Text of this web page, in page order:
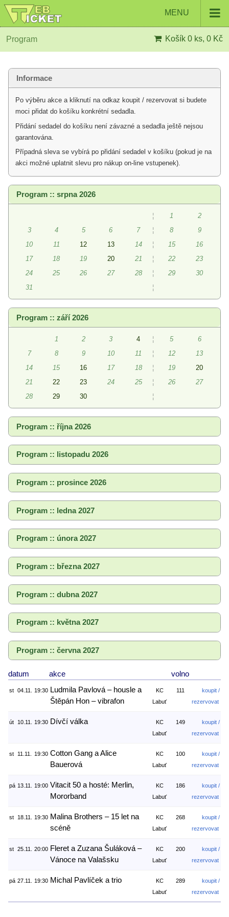
MENU
Program Košík 0 ks, 0 Kč
Informace
Po výběru akce a kliknutí na odkaz koupit / rezervovat si budete
moci přidat do košíku konkrétní sedadla.
Přidání sedadel do košíku není závazné a sedadla ještě nejsou
garantována.
Případná sleva se vybírá po přidání sedadel v košíku (pokud je na
akci možné uplatnit slevu pro nákup on-line vstupenek).
Program :: srpna 2026
¦ 1
2
3
4 5 6 7 ¦ 8
9
10
11 12 13 14 ¦ 15
16
17
18 19 20 21 ¦ 22
23
24
25 26 27 28 ¦ 29
30
31
¦
Program :: září 2026
1 2 3 4 ¦ 5
6
7
8 9 10 11 ¦ 12
13
14
15 16 17 18 ¦ 19
20
21
22 23 24 25 ¦ 26
27
28
29 30 ¦
Program :: října 2026
Program :: listopadu 2026
Program :: prosince 2026
Program :: ledna 2027
Program :: února 2027
Program :: března 2027
Program :: dubna 2027
Program :: května 2027
Program :: června 2027
datum akce volno
st 04.11. 19:30 Ludmila Pavlová – housle a
Štěpán Hon – vibrafon
KC
Labuť
111
koupit /
rezervovat
út 10.11. 19:30 Dívčí válka
KC
Labuť
149
koupit /
rezervovat
st 11.11. 19:30 Cotton Gang a Alice
Bauerová
KC
Labuť
100
koupit /
rezervovat
pá 13.11. 19:00 Vitacit 50 a hosté: Merlin,
Mororband
KC
Labuť
186
koupit /
rezervovat
st 18.11. 19:30 Malina Brothers – 15 let na
scéně
KC
Labuť
268
koupit /
rezervovat
st 25.11. 20:00 Fleret a Zuzana Šuláková –
Vánoce na Valašsku
KC
Labuť
200
koupit /
rezervovat
pá 27.11. 19:30 Michal Pavlíček a trio
KC
Labuť
289
koupit /
rezervovat